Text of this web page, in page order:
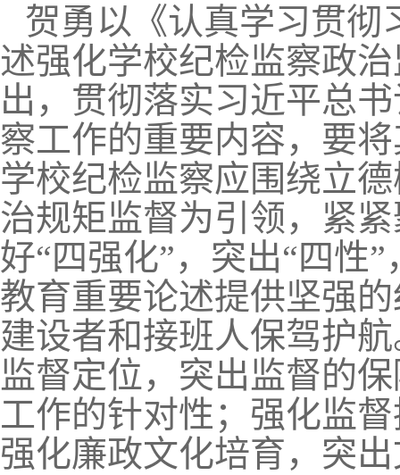
贺勇以《认真学习贯彻
述强化学校纪检监察政
出，贯彻落实习近平总
察工作的重要内容，要
学校纪检监察应围绕立
治规矩监督为引领，紧
好“四强化”，突出“四性
教育重要论述提供坚强
建设者和接班人保驾护
监督定位，突出监督的
工作的针对性；强化监
强化廉政文化培育，突